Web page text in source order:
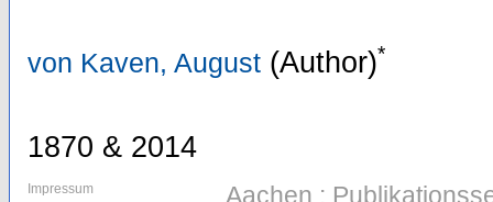
von Kaven, August (Author)*
1870 & 2014
Impressum
Aachen :